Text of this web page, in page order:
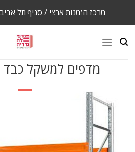
מרכז הזמנות ארצי / סניף תל אביב
מדפים למשקל כבד 1500 ק”ג